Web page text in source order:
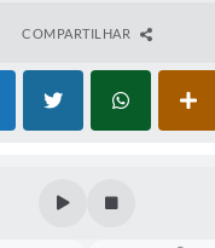
COMPARTILHAR